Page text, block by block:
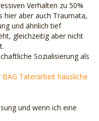
Verhalten zu 50%
hier aber auch Traumata,
und ähnlich tief
gleichzeitig aber nicht
Sozialisierung als
Täterarbeit häusliche
und wenn ich eine